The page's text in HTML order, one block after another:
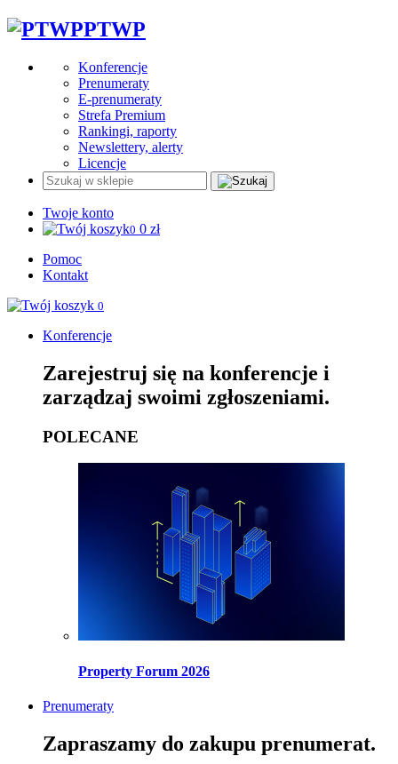
PTWP
Konferencje
Prenumeraty
E-prenumeraty
Strefa Premium
Rankingi, raporty
Newslettery, alerty
Licencje
Twoje konto
0 0 zł
Pomoc
Kontakt
0
Konferencje
Zarejestruj się na konferencje i
zarządzaj swoimi zgłoszeniami.
POLECANE
Property Forum 2026
Prenumeraty
Zapraszamy do zakupu prenumerat.